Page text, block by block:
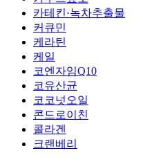
카테킨·녹차추출물
커큐민
케라틴
케일
코엔자임Q10
코유산균
코코넛오일
콘드로이친
콜라겐
크랜베리